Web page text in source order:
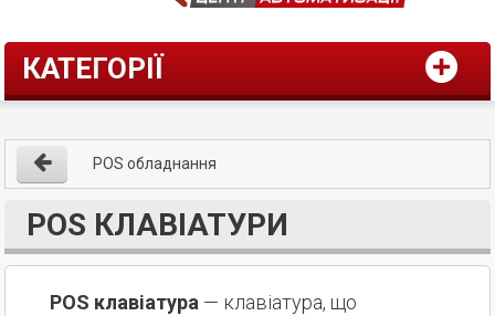
КАТЕГОРІЇ
POS обладнання
POS КЛАВІАТУРИ
POS клавіатура — клавіатура, що